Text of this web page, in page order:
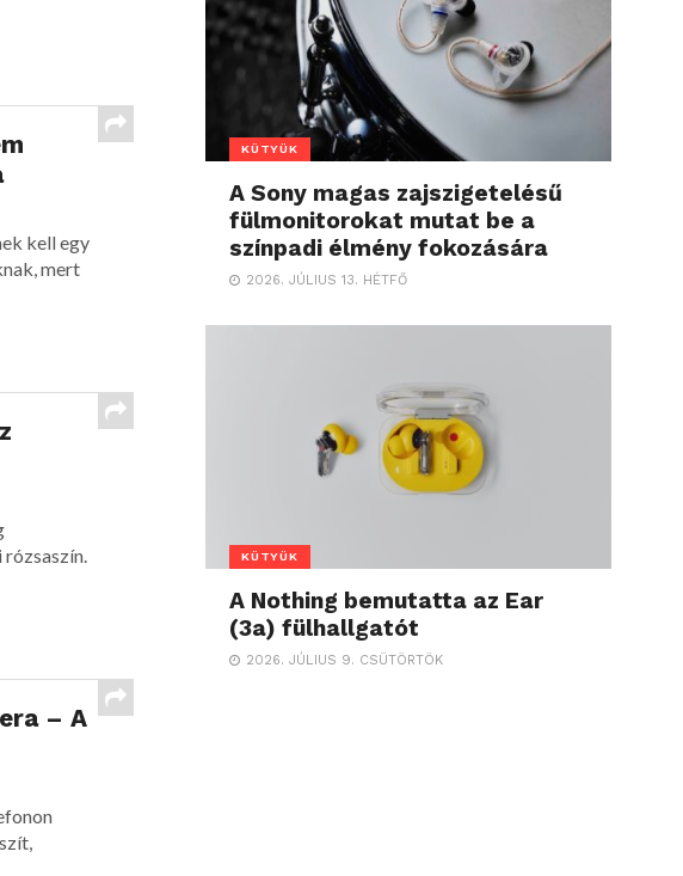
kell egy
mert
– A
KÜTYÜK
A Sony magas zajszigetelésű
fülmonitorokat mutat be a
színpadi élmény fokozására
2026. JÚLIUS 13. HÉTFŐ
KÜTYÜK
A Nothing bemutatta az Ear
(3a) fülhallgatót
2026. JÚLIUS 9. CSÜTÖRTÖK